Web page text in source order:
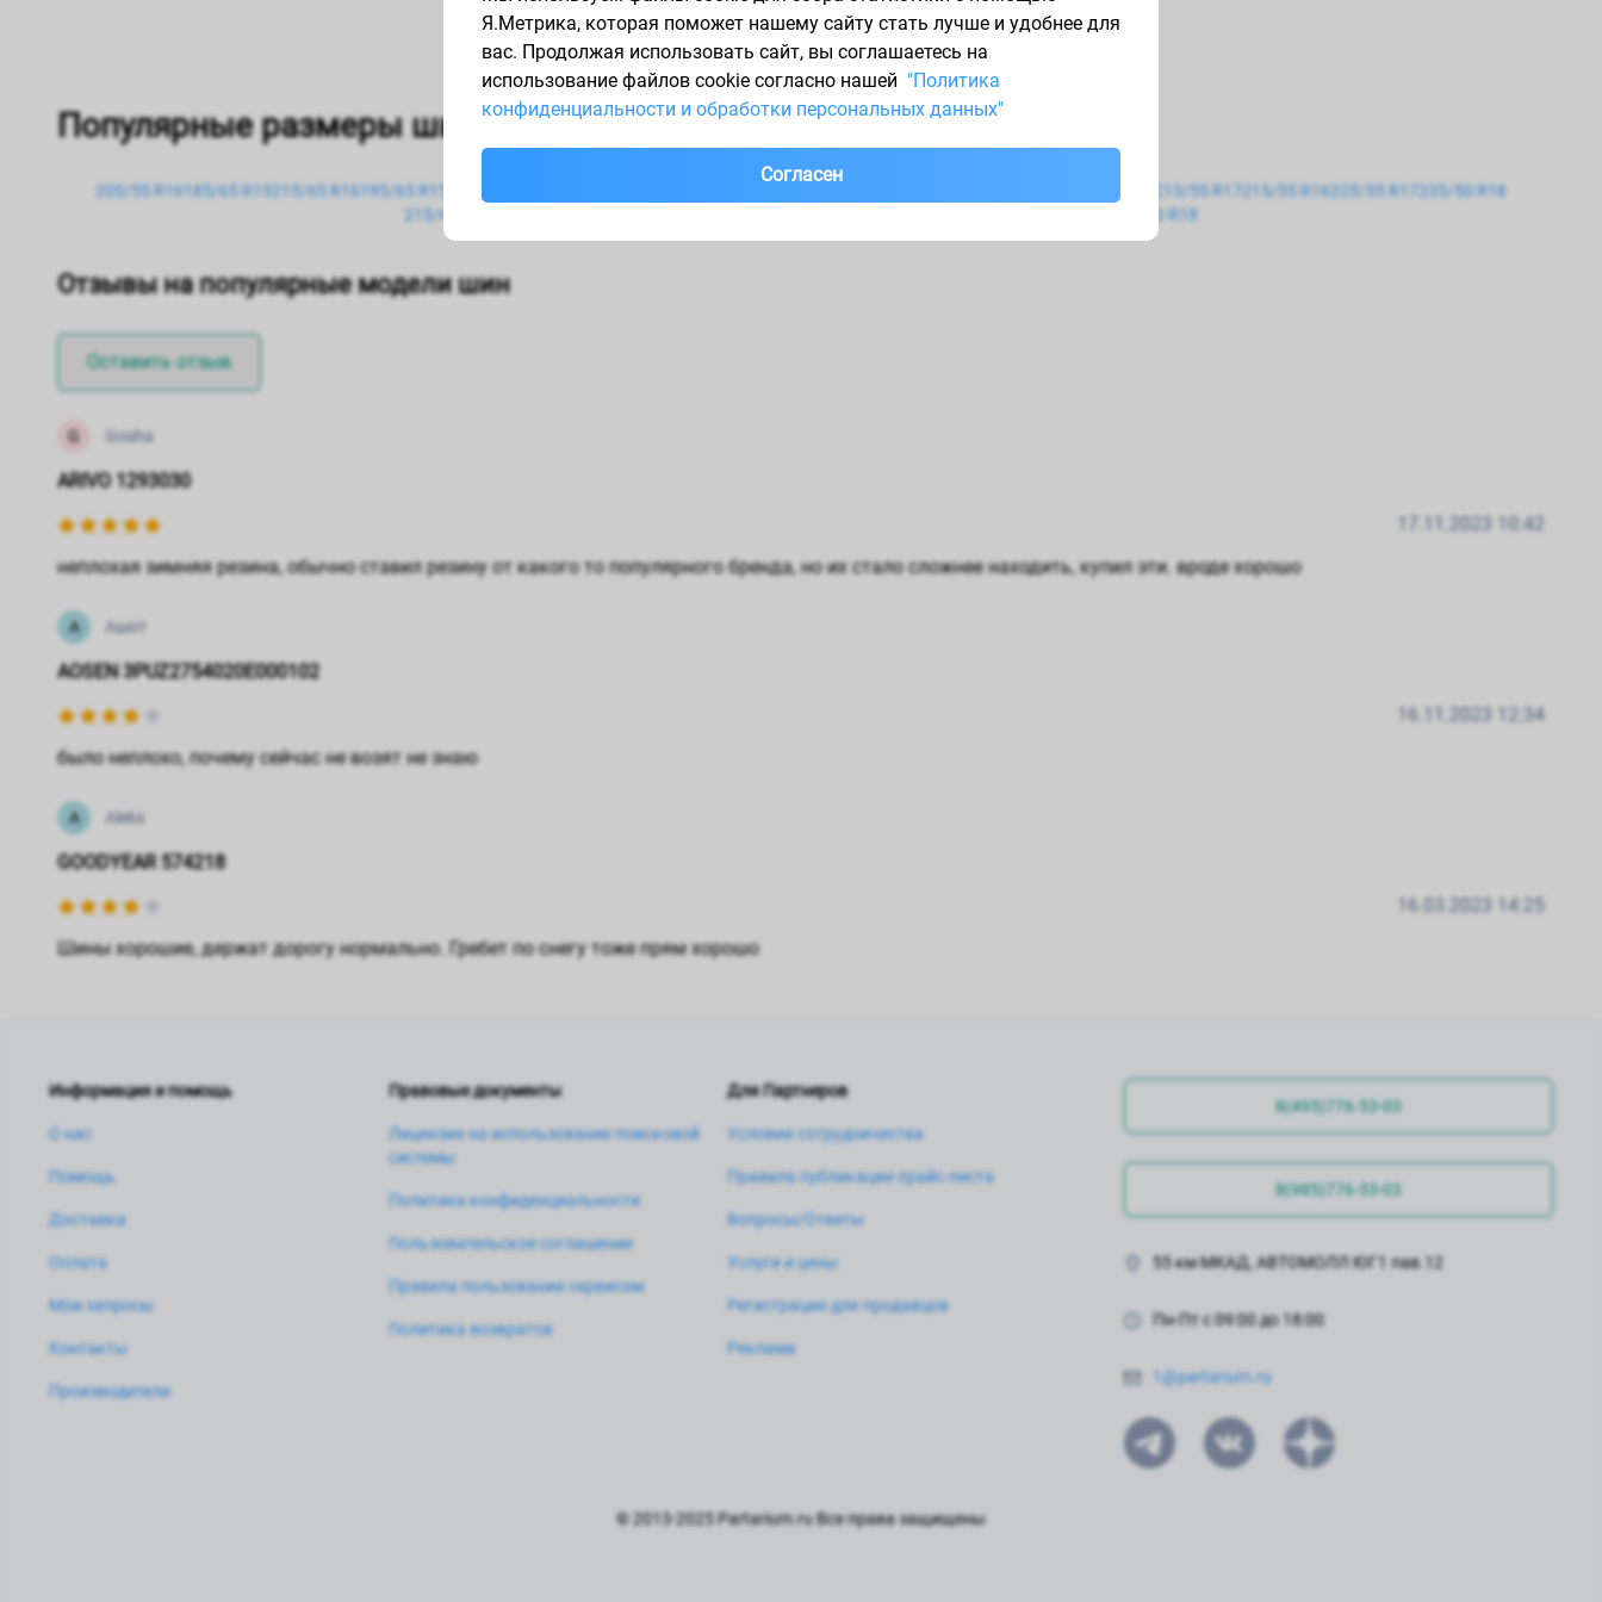
Популярные размеры шин
205/55 R16 185/65 R15 215/65 R16 195/65 R15 215/55 R17 215/55 R16225/55 R17
235/50 R18
215/60 R16
285/60 R18
Отзывы на популярные модели шин
Оставить отзыв
G Gosha
ARIVO 1293030
17.11.2023 10:42
неплохая зимняя резина, обычно ставил резину от какого то популярного бренда, но их стало сложнее находить, купил эти. вроде хорошо
А Ашот
AOSEN 3PUZ2754020E000102
16.11.2023 12:34
было неплохо, почему сейчас не возят не знаю
A Aleks
GOODYEAR 574218
16.03.2023 14:25
Шины хорошие, держат дорогу нормально. Гребет по снегу тоже прям хорошо
Информация и помощь
О нас
Помощь
Доставка
Оплата
Мои запросы
Контакты
Производители
Правовые документы
Лицензия на использование поисковой
системы
Политика конфиденциальности
Пользовательское соглашение
Правила пользования сервисом
Политика возвратов
Для Партнеров
Условия сотрудничества
Правила публикации прайс-листа
Вопросы/Ответы
Услуги и цены
Регистрация для продавцов
Реклама
8(495)776-53-03
8(985)776-53-03
55 км МКАД, АВТОМОЛЛ ЮГ1 пав.12
Пн-Пт с 09:00 до 18:00
1@partarium.ru
© 2013-2025 Partarium.ru Все права защищены
Я.Метрика, которая поможет нашему сайту стать лучше и удобнее для
вас. Продолжая использовать сайт, вы соглашаетесь на
использование файлов cookie согласно нашей "Политика
конфиденциальности и обработки персональных данных"
Согласен